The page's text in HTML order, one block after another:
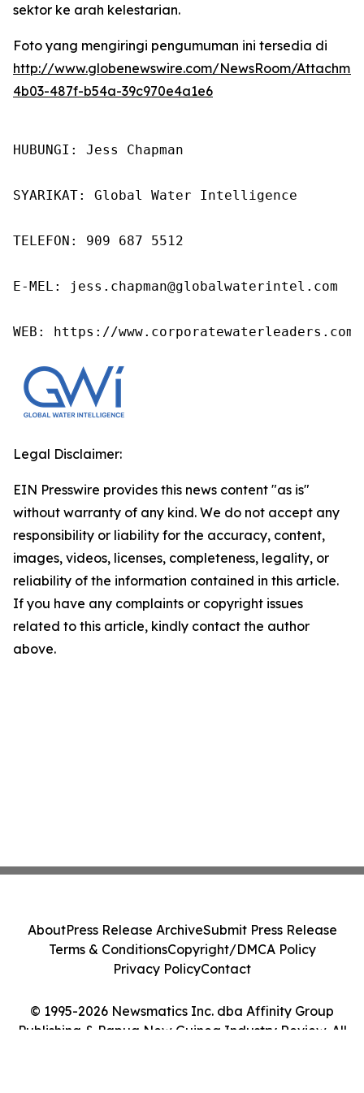
sektor ke arah kelestarian.
Foto yang mengiringi pengumuman ini tersedia di
http://www.globenewswire.com/NewsRoom/
4b03-487f-b54a-39c970e4a1e6
HUBUNGI: Jess Chapman
SYARIKAT: Global Water Intelligence
TELEFON: 909 687 5512
E-MEL: jess.chapman@globalwaterintel.com
WEB: https://www.corporatewaterleaders.com
Legal Disclaimer:
EIN Presswire provides this news content "as is"
without warranty of any kind. We do not accept any
responsibility or liability for the accuracy, content,
images, videos, licenses, completeness, legality, or
reliability of the information contained in this article.
If you have any complaints or copyright issues
related to this article, kindly contact the author
above.
© 1995-2026 Newsmatics Inc. dba Affinity Group
Publishing & Papua New Guinea Industry Review. All
AboutPress Release ArchiveSubmit Press Release
Terms & ConditionsCopyright/DMCA Policy
Privacy PolicyContact